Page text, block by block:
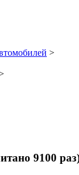
>
9100